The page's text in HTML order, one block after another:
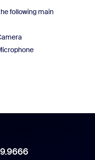
following main